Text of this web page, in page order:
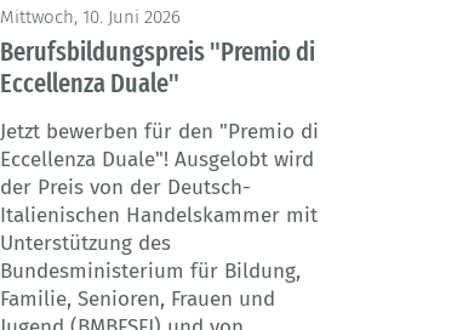
Mittwoch, 10. Juni 2026
Berufsbildungspreis "Premio di
Eccellenza Duale"
Jetzt bewerben für den "Premio di
Eccellenza Duale"! Ausgelobt wird
der Preis von der Deutsch-
Italienischen Handelskammer mit
Unterstützung des
Bundesministerium für Bildung,
Familie, Senioren, Frauen und